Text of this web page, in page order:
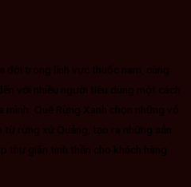
đời trong lĩnh vực thuốc nam, cùng
với nhiều người tiêu dùng một cách
mình. Quế Rừng Xanh chọn những vỏ
rừng xứ Quảng, tạo ra những sản
thư giãn tinh thần cho khách hàng.